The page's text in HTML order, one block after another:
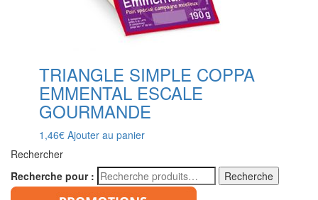
TRIANGLE SIMPLE COPPA
EMMENTAL ESCALE
GOURMANDE
1,46€ Ajouter au panier
Rechercher
Recherche pour :